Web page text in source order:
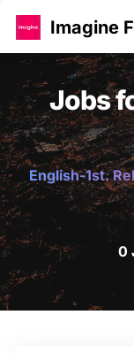
Imagine
Jobs
English-1st.
0